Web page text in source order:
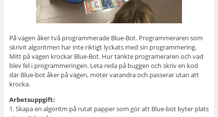
På vägen åker två programmerade Blue-Bot. Programmeraren som
skrivit algoritmen har inte riktigt lyckats med sin programmering.
Mitt på vägen krockar Blue-Bot. Hur tänkte programeraren och vad
blev fel i programmeringen. Leta reda på buggen och skriv en kod
där Blue-bot åker på vägen, möter varandra och passerar utan att
krocka.
Arbetsuppgift:
1. Skapa en algoritm på rutat papper som gör att Blue-bot byter plats